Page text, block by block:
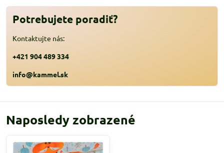
Potrebujete poradiť?
Kontaktujte nás:
+421 904 489 334
info@kammel.sk
Naposledy zobrazené